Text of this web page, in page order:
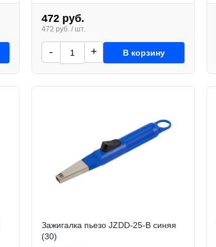
472 руб.
472 руб. / шт.
- + В корзину
Зажигалка пьезо JZDD-25-B синяя
(30)